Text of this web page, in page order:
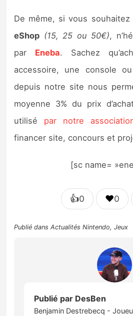
De même, si vous
eShop (15, 25 ou 50€),
par Eneba. Sachez
accessoire, une console
depuis notre site nous
moyenne 3% du prix
utilisé par notre
financer site, concours et
[sc name=
👍0 ❤️0
Publié dansActualités Nintendo,Jeux
Publié par DesBen
Benjamin Destrebecq -